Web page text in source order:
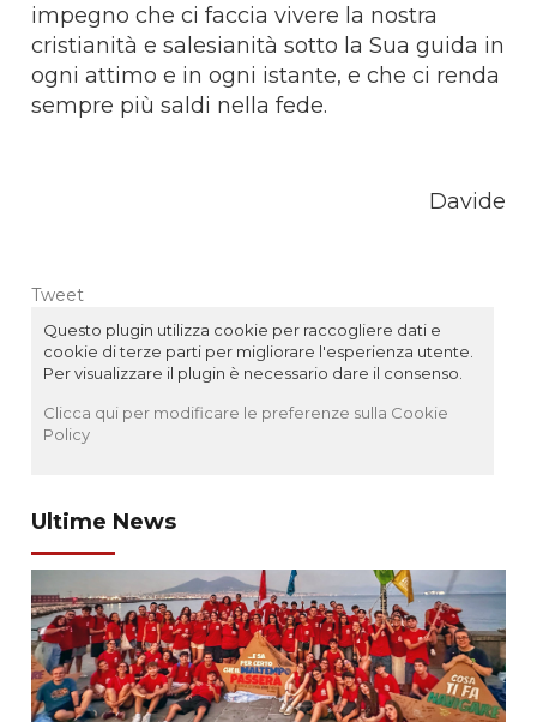
impegno che ci faccia vivere la nostra
cristianità e salesianità sotto la Sua guida in
ogni attimo e in ogni istante, e che ci renda
sempre più saldi nella fede.
Davide
Tweet
Questo plugin utilizza cookie per raccogliere dati e
cookie di terze parti per migliorare l'esperienza utente.
Per visualizzare il plugin è necessario dare il consenso.
Clicca qui per modificare le preferenze sulla Cookie
Policy
Ultime News